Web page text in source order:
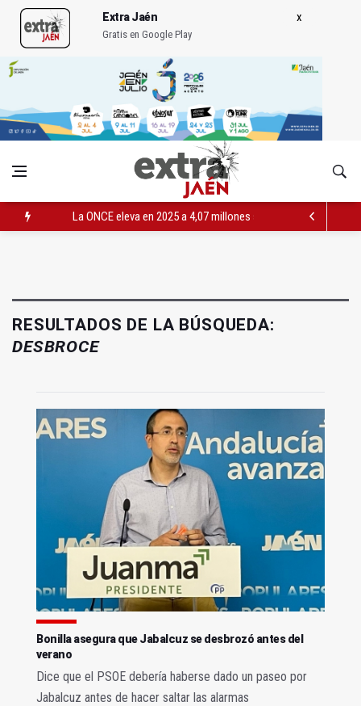
Extra Jaén
Gratis en Google Play
La ONCE eleva en 2025 a 4,07 millones su inversión social en
RESULTADOS DE LA BÚSQUEDA:
DESBROCE
Bonilla asegura que Jabalcuz se desbrozó antes del
verano
Dice que el PSOE debería haberse dado un paseo por
Jabalcuz antes de hacer saltar las alarmas